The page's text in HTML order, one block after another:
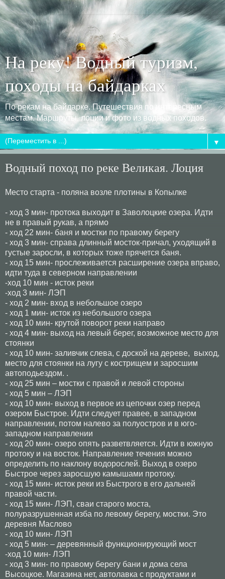
На реку! Водный туризм,
походы на байдарках
По рекам на байдарке. Путешествия по интересным
местам. Маршруты, лоции и фото из водных походов.
▼
Водный поход по реке Великая. Лоция
Место старта - поляна возле плотины в Копылке
- ход 3 мин- протока выходит в Заволоцкие озера. Идти
не в правый рукав, а прямо
- ход 22 мин- баня и мостки по правому берегу
- ход 3 мин- справа длинный мосток-причал, уходящий в
густые заросли, в которых тоже прячется баня.
- ход 15 мин- прослеживается расширение озера вправо,
идти туда в северном направлении
-ход 10 мин - исток реки
-ход 3 мин- ЛЭП
- ход 2 мин- вход в небольшое озеро
- ход 1 мин- исток из небольшого озера
- ход 10 мин- крутой поворот реки направо
- ход 4 мин- выход на левый берег, возможное место для
стоянки
- ход 10 мин- заливчик слева, с доской на дереве, выход,
место для стоянки на лугу с кострищем и заросшим
автоподьездом. .
- ход 25 мин – мостки с правой и левой стороны
- ход 5 мин – ЛЭП
- ход 10 мин- выход в первое из цепочки озер перед
озером Быстрое. Идти следует правее, в западном
направлении, потом налево за полуостров и в юго-
западном направлении
- ход 20 мин- озеро опять разветвляется. Идти в южную
протоку и на восток. Направление течения можно
определить по наклону водорослей. Выход в озеро
Быстрое через заросшую камышами протоку.
- ход 15 мин- исток реки из Быстрого в его дальней
правой части.
- ход 15 мин- ЛЭП, сваи старого моста,
полуразрушенная изба по левому берегу, мостки. Это
деревня Маслово
- ход 10 мин- ЛЭП
- ход 5 мин- – деревянный функционирующий мост
-ход 10 мин- ЛЭП
- ход 3 мин- по правому берегу бани и дома села
Высоцкое. Магазина нет, автолавка с продуктами и